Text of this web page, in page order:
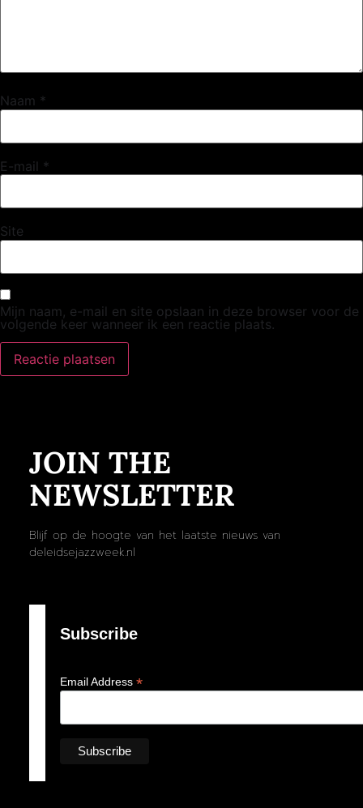
Naam *
E-mail *
Site
Mijn naam, e-mail en site opslaan in deze browser voor de
volgende keer wanneer ik een reactie plaats.
JOIN THE
NEWSLETTER
Blijf op de hoogte van het laatste nieuws van
deleidsejazzweek.nl
Subscribe
Email Address *